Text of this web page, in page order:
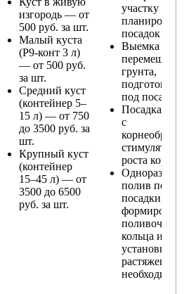
изгородь — от
500 руб. за шт.
Малый куста
(Р9-конт 3 л)
— от 500 руб.
за шт.
Средний куст
(контейнер 5–
15 л) — от 750
до 3500 руб. за
шт.
Крупный куст
(контейнер
15–45 л) — от
3500 до 6500
руб. за шт.
участку и
планирование
посадок
Выемка и
перемещение
грунта,
подготовка
под посадку
Посадка
с
стимулятором
роста корней
Одноразовый
полив после
посадки,
формирование
поливочного
кольца и
установка
растяжек (при